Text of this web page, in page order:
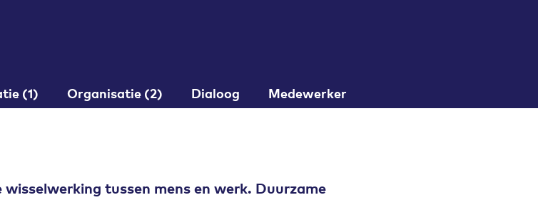
(1) Organisatie (2) Dialoog Medewerker
tussen mens en werk. Duurzame